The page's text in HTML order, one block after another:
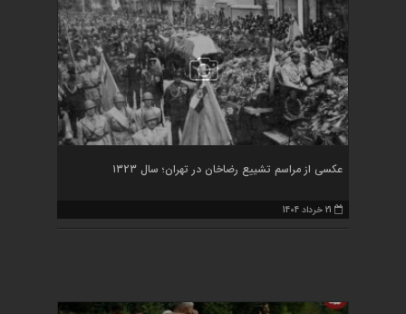
عکسی از مراسم تشییع رضاخان در تهران؛ سال ۱۳۲۳
21 خرداد 1404